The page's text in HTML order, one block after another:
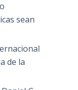
sean
de la